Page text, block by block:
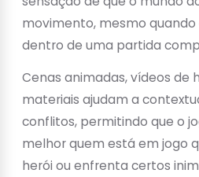
movimento, mesmo
dentro de uma partida
Cenas animadas, vídeos de
materiais ajudam a
conflitos, permitindo que o
melhor quem está em jogo
herói ou enfrenta certos